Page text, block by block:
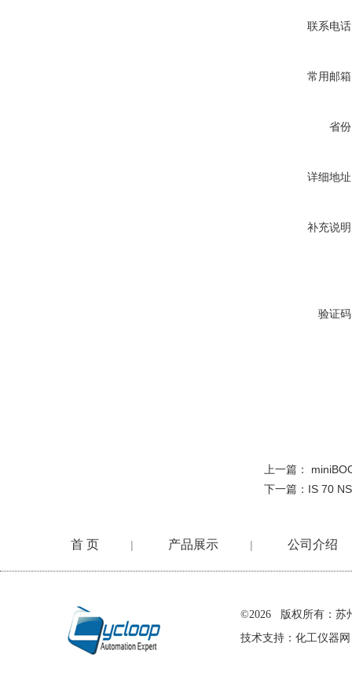
联系电
常用邮
省
详细地
补充说
验证
上一篇：
下一篇： IS 70
首 页 | 产品展示 | 公司介绍
©2026 版权所有：苏
技术支持： 化工仪器网